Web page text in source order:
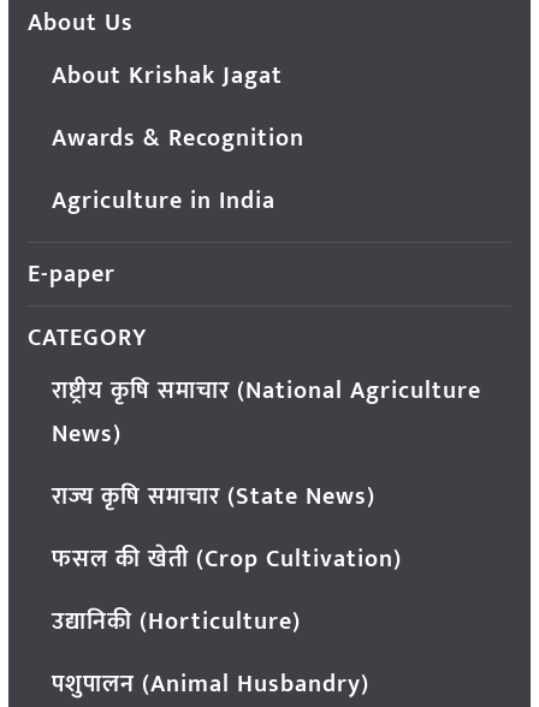
About Us
About Krishak Jagat
Awards & Recognition
Agriculture in India
E-paper
CATEGORY
राष्ट्रीय कृषि समाचार (National Agriculture
News)
राज्य कृषि समाचार (State News)
फसल की खेती (Crop Cultivation)
उद्यानिकी (Horticulture)
पशुपालन (Animal Husbandry)